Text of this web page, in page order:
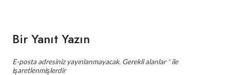
Bir Yanıt Yazın
E-posta adresiniz yayınlanmayacak. Gerekli alanlar*ile
işaretlenmişlerdir